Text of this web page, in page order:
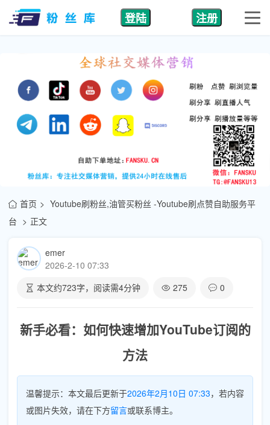
登陆 注册
首页
Youtube刷粉丝,油管买粉丝 -Youtube刷点赞自助服务平
台
正文
emer
2026-2-10 07:33
本文约723字，阅读需4分钟 275 0
新手必看：如何快速增加YouTube订阅的
方法
温馨提示：本文最后更新于2026年2月10日 07:33，若内容
或图片失效，请在下方留言或联系博主。